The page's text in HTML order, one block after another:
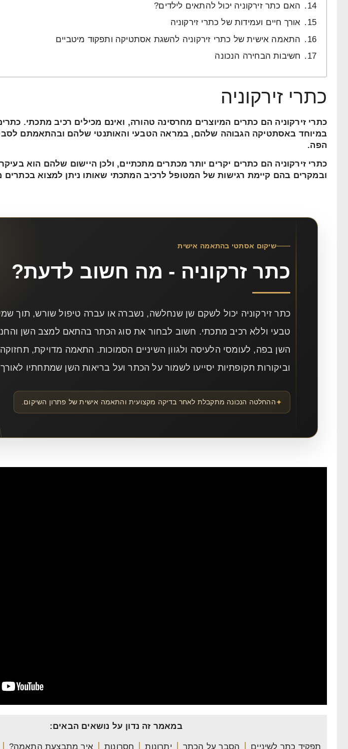
האם כתר זירקוניה יכול להתאים לילדים?
אורך חיים ועמידות של כתרי זירקוניה
התאמה אישית של כתרי זירקוניה להשגת אסתטיקה ותפקוד מיטביים
חשיבות הבחירה הנכונה
כתרי זירקוניה
כתרי זירקוניה הם כתרים המיוצרים מחרסינה טהורה, ואינם מכילים רכיב מתכתי.
במיוחד באסתטיקה הגבוהה שלהם, במראה הטבעי והאותנטי שלהם ובהתאמתם
הפה.
כתרי זירקוניה הם כתרים יקרים יותר מכתרים מתכתיים, ולכן היישום שלהם הוא
ובמקרים בהם קיימת רגישות של המטופל לרכיב המתכתי שאותו ניתן למצוא בכתרים
שיקום אסתטי בהתאמה אישית
כתר זרקוניה - מה חשוב לדעת?
כתר זירקוניה יכול לשקם שן שנחלשה, נשברה או עברה טיפול שורש, תוך
טבעי וללא רכיב מתכתי. חשוב לבחור את סוג הכתר בהתאם למצב השן
השן בפה, לעומסי הלעיסה ולגוון השיניים הסמוכות. התאמה מדויקת, תחזוקה
וביקורות תקופתיות יסייעו לשמור על הכתר ועל בריאות השן שמתחתיו לאורך
ההחלטה הנכונה מתקבלת לאחר בדיקה מקצועית והתאמה אישית של פתרון השיקום.
במאמר זה נדון על נושאים הבאים:
תפקיד כתר לשיניים הסבר על הכתר יתרונות חסרונות איך מתבצעת התאמה?